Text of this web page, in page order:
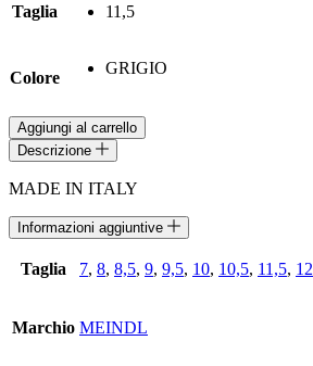
era:
è:
Taglia 11,5
Colore
GRIGIO
BRENTA
GTX
MEINDL
quantità
Aggiungi al carrello
Descrizione
MADE IN ITALY
Informazioni aggiuntive
Taglia 7, 8, 8,5, 9, 9,5, 10, 10,5, 11,5, 12
Marchio MEINDL